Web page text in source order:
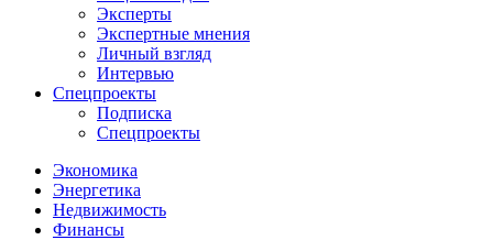
Эксперты
Экспертные мнения
Личный взгляд
Интервью
Спецпроекты
Подписка
Спецпроекты
Экономика
Энергетика
Недвижимость
Финансы